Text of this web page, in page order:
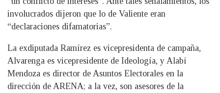
involucrados dijeron que lo de Valiente eran
“declaraciones difamatorias”.
La exdiputada Ramírez es vicepresidenta de campaña,
Alvarenga es vicepresidente de Ideología, y Alabí
Mendoza es director de Asuntos Electorales en la
dirección de ARENA; a la vez, son asesores de la